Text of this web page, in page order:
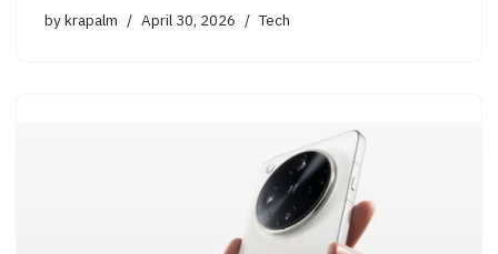
bykrapalm April 30, 2026 Tech